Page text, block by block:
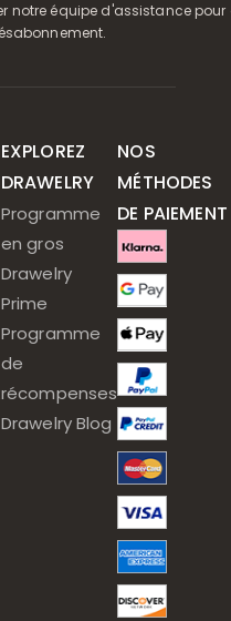
notre équipe d'assistance pour
EXPLOREZ
DRAWELRY
Programme
en gros
Drawelry
Prime
Programme
de
récompenses
Drawelry Blog
NOS
MÉTHODES
DE PAIEMENT